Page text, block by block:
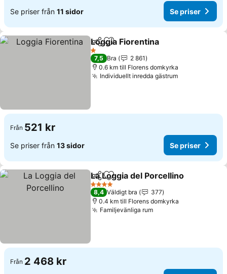
Se priser från 11 sidor Se priser
Dela Lägg till i Mina Favoriter
Loggia Fiorentina
1 Stjärnor
7,5 Bra
2 861
0.6 km till Florens domkyrka
Individuellt inredda gästrum
Från 521 kr
Se priser från 13 sidor Se priser
Dela Lägg till i Mina Favoriter
La Loggia del Porcellino
4 Stjärnor
8,4 Väldigt bra
377
0.4 km till Florens domkyrka
Familjevänliga rum
Från 2 468 kr